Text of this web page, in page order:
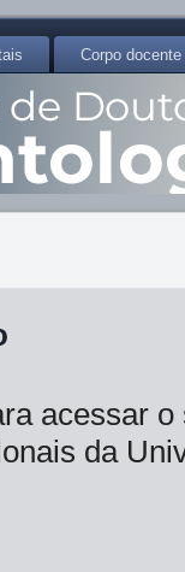
Corpo docente
acessar
da